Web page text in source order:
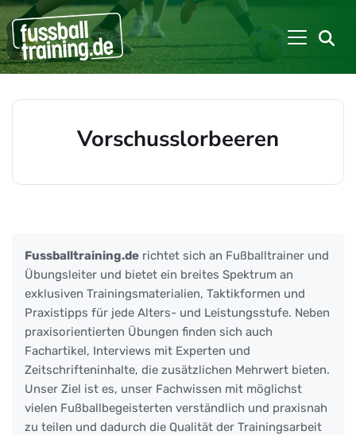
Vorschusslorbeeren
Fussballtraining.de richtet sich an Fußballtrainer und
Übungsleiter und bietet ein breites Spektrum an
exklusiven Trainingsmaterialien, Taktikformen und
Praxistipps für jede Alters- und Leistungsstufe. Neben
praxisorientierten Übungen finden sich auch
Fachartikel, Interviews mit Experten und
Zeitschrifteninhalte, die zusätzlichen Mehrwert bieten.
Unser Ziel ist es, unser Fachwissen mit möglichst
vielen Fußballbegeisterten verständlich und praxisnah
zu teilen und dadurch die Qualität der Trainingsarbeit